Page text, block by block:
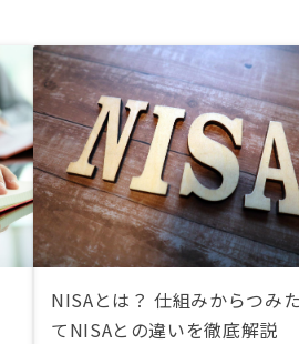
NISAとは？ 仕組みからつみた
てNISAとの違いを徹底解説